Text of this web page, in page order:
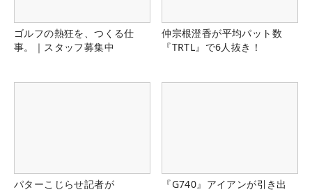
ゴルフの熱狂を、つくる仕
事。｜スタッフ募集中
仲宗根澄香が平均パット数
『TRTL』で6人抜き！
パターこじらせ記者が
『G740』アイアンが引き出